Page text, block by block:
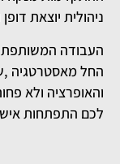
ניהולית יוצאת
העבודה המשותפת
החל מאסטרטגיה
והאופרציה ולא
לכם התפתחות